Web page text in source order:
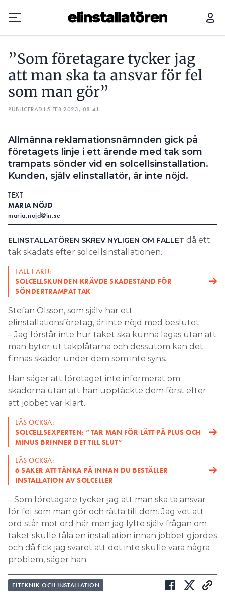
Prenumerera
Hantera prenumeration
Annonsera
Läs E-tidningen
Om tidningen
Kontakt
Personuppgifter
Search for:
SEARCH
”Som företagare tycker jag
att man ska ta ansvar för fel
som man gör”
PUBLICERAD 15 FEB 2023, 08:41
Allmänna reklamationsnämnden gick på
företagets linje i ett ärende med tak som
trampats sönder vid en solcellsinstallation.
Kunden, själv elinstallatör, är inte nöjd.
TEXT
MARIA NÖJD
maria.nojd@in.se
ELINSTALLATÖREN SKREV NYLIGEN OM FALLET då ett
tak skadats efter solcellsinstallationen.
FALL I ARN:
SOLCELLSKUNDEN KRÄVDE SKADESTÅND FÖR
SÖNDERTRAMPAT TAK
Stefan Olsson, som själv har ett
elinstallationsföretag, är inte nöjd med beslutet:
– Jag förstår inte hur taket ska kunna lagas utan att
man byter ut takplåtarna och dessutom kan det
finnas skador under dem som inte syns.
Han säger att företaget inte informerat om
skadorna utan att han upptäckte dem först efter
att jobbet var klart.
LÄS OCKSÅ:
SOLCELLSEXPERTEN: ”TAR MAN FÖR LÄTT PÅ PLUS OCH
MINUS BRINNER DET TILL SLUT”
LÄS OCKSÅ:
6 SAKER ATT TÄNKA PÅ INNAN DU BESTÄLLER
INSTALLATION AV SOLCELLER
– Som företagare tycker jag att man ska ta ansvar
för fel som man gör och rätta till dem. Jag vet att
ord står mot ord här men jag lyfte själv frågan om
taket skulle tåla en installation innan jobbet gjordes
och då fick jag svaret att det inte skulle vara några
problem, säger han.
ELTEKNIK OCH INSTALLATION